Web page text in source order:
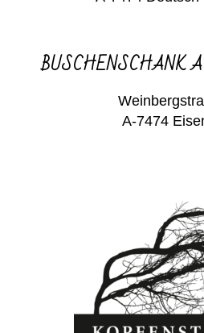
BUSCHENSCHANK
A-7474